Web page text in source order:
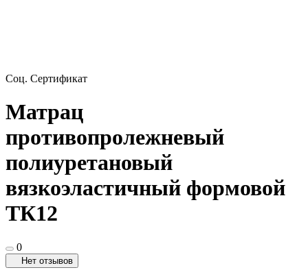
Соц. Сертификат
Матрац
противопролежневый
полиуретановый
вязкоэластичный формовой
ТК12
0
Нет отзывов